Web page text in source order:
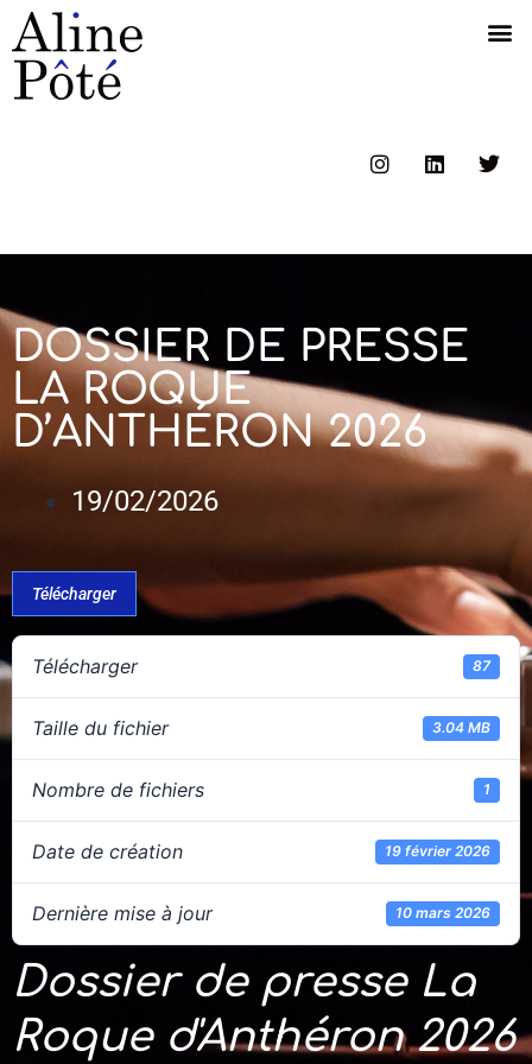
DOSSIER DE PRESSE
LA ROQUE
D’ANTHÉRON 2026
19/02/2026
Télécharger
Télécharger 87
Taille du fichier 3.04 MB
Nombre de fichiers 1
Date de création 19 février 2026
Dernière mise à jour 10 mars 2026
Dossier de presse La
Roque d'Anthéron 2026